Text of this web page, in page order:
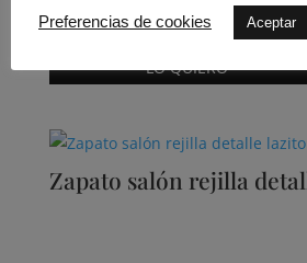
180,00€ 135,00€
LO QUIERO
Zapato salón rejilla
Preferencias de cookies Aceptar